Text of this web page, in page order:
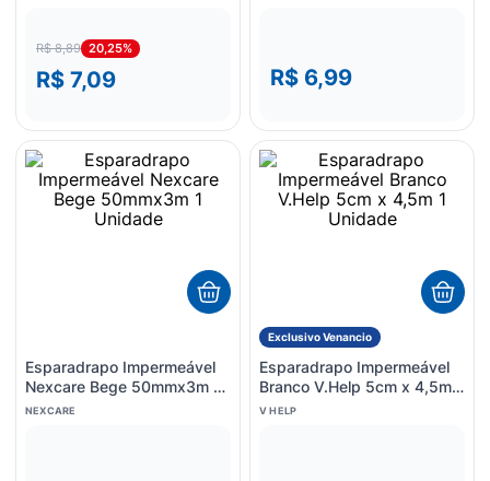
R$ 8,89 20,25%
R$ 7,09 R$ 6,99
Esparadrapo Impermeável
Nexcare Bege 50mmx3m 1
Unidade
NEXCARE
Exclusivo Venancio
Esparadrapo Impermeável
Branco V.Help 5cm x 4,5m 1
Unidade
V HELP